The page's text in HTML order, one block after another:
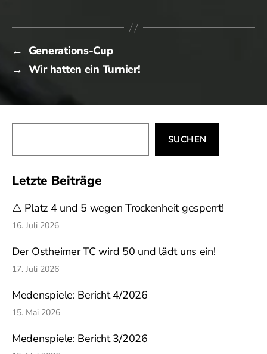
← Generations-Cup
→ Wir hatten ein Turnier!
SUCHEN
Letzte Beiträge
⚠️ Platz 4 und 5 wegen Trockenheit gesperrt!
16. Juli 2026
Der Ostheimer TC wird 50 und lädt uns ein!
17. Juli 2026
Medenspiele: Bericht 4/2026
15. Mai 2026
Medenspiele: Bericht 3/2026